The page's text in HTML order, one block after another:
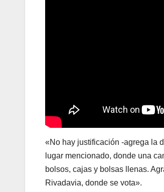
«No hay justificación -agrega la
lugar mencionado, donde una
bolsos, cajas y bolsas llenas.
Rivadavia, donde se vota».